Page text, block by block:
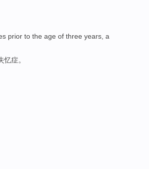
prior to the age of three years a
忆症。